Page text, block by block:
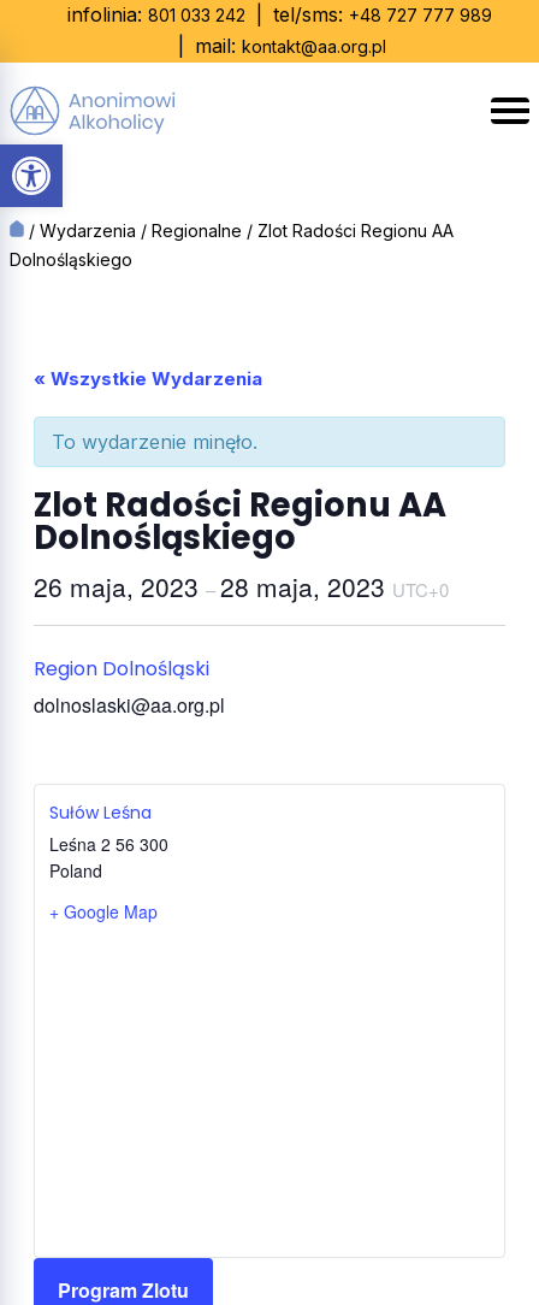
Otwórz pasek narzędzi
infolinia: 801 033 242 tel/sms: +48 727 777 989
mail: kontakt@aa.org.pl
/ Wydarzenia / Regionalne / Zlot Radości Regionu AA
Dolnośląskiego
« Wszystkie Wydarzenia
To wydarzenie minęło.
Zlot Radości Regionu AA
Dolnośląskiego
26 maja, 2023 –28 maja, 2023 UTC+0
Region Dolnośląski
dolnoslaski@aa.org.pl
Sułów Leśna
Leśna 2 56 300
Poland
+ Google Map
Program Zlotu